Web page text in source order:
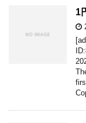
1